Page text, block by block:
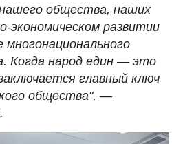
общества, наших
экономическом развитии
многонационального
Когда народ един — это
главный ключ
общества", —